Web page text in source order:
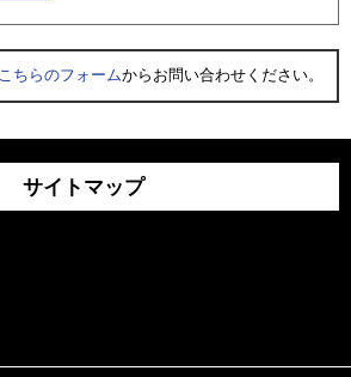
こちらのフォームからお問い合わせください。
サイトマップ